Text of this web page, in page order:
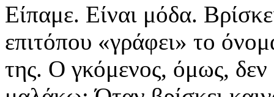
Είπαμε. Είναι μόδα.
επιτόπου «γράφει» το
της. Ο γκόμενος, όμως, δεν